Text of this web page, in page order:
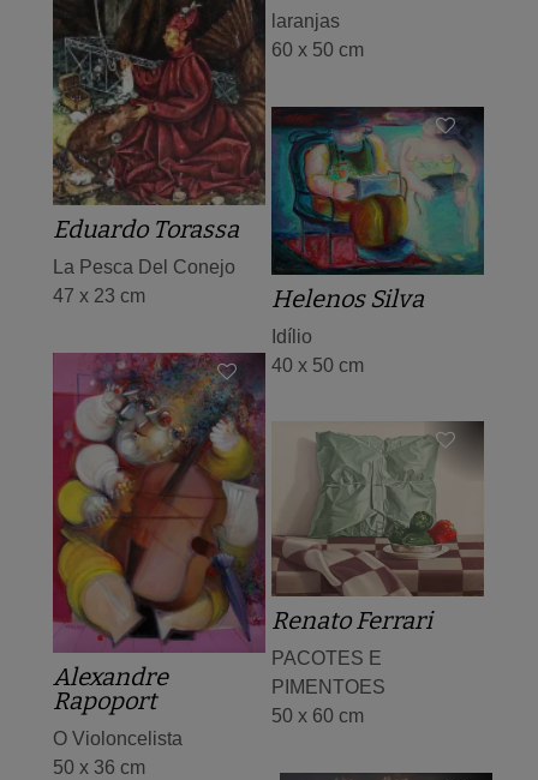
laranjas
60 x 50 cm
Eduardo Torassa
La Pesca Del Conejo
47 x 23 cm
Helenos Silva
Idílio
40 x 50 cm
Alexandre
Rapoport
O Violoncelista
50 x 36 cm
Renato Ferrari
PACOTES E
PIMENTOES
50 x 60 cm